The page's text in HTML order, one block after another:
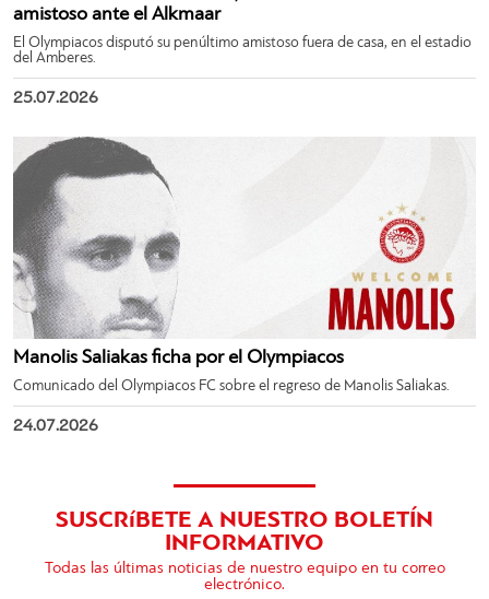
amistoso ante el Alkmaar
El Olympiacos disputó su penúltimo amistoso fuera de casa, en el estadio
del Amberes.
25.07.2026
Manolis Saliakas ficha por el Olympiacos
Comunicado del Olympiacos FC sobre el regreso de Manolis Saliakas.
24.07.2026
SUSCRíBETE A NUESTRO BOLETÍN
INFORMATIVO
Todas las últimas noticias de nuestro equipo en tu correo
electrónico.